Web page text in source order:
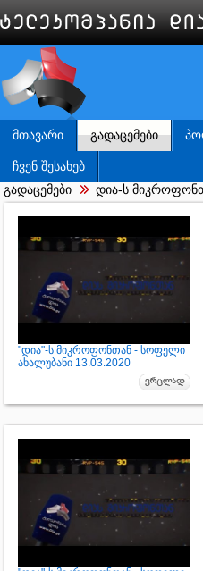
ᲛᲗᲐᲕᲐᲠᲘ ᲒᲐᲓᲐᲪᲔᲛᲔᲑᲘ
ᲩᲕᲔᲜ ᲨᲔᲡᲐᲮᲔᲑ
გადაცემები
დია-ს
"დია"-ს მიკროფონთან - სოფელი
ახალუბანი 13.03.2020